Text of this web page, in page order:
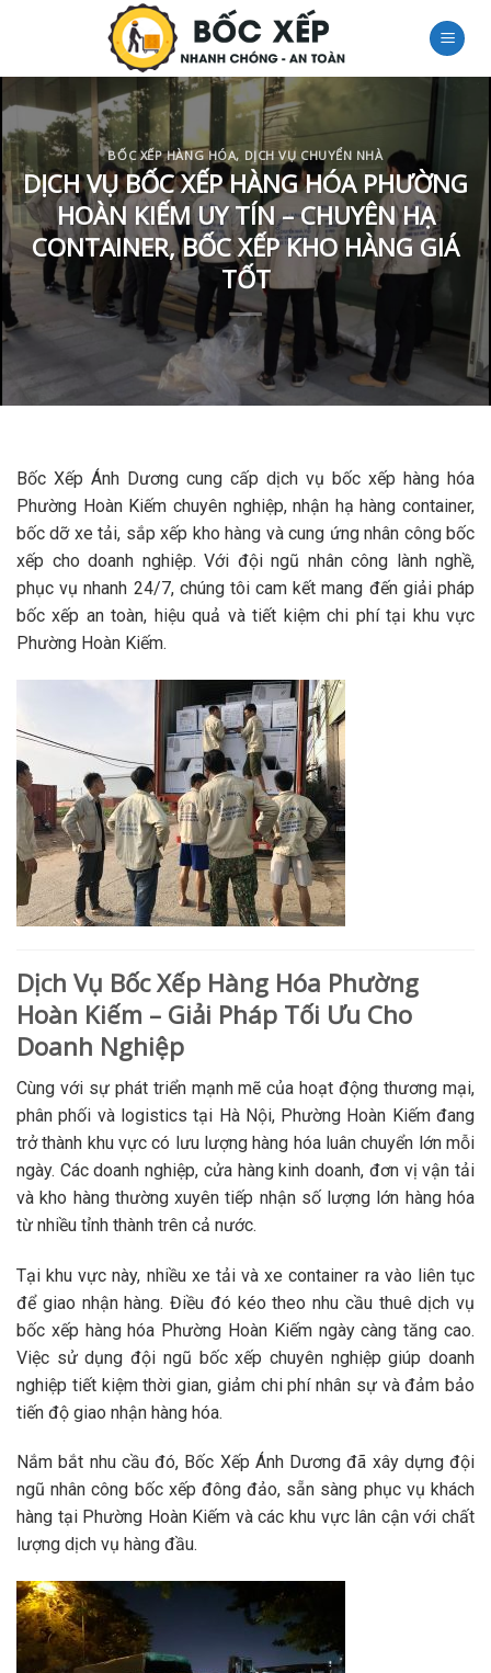
BỐC XẾP HÀNG HÓA, DỊCH VỤ CHUYỂN NHÀ
DỊCH VỤ BỐC XẾP HÀNG HÓA PHƯỜNG
HOÀN KIẾM UY TÍN – CHUYÊN HẠ
CONTAINER, BỐC XẾP KHO HÀNG GIÁ
TỐT
Bốc Xếp Ánh Dương cung cấp dịch vụ bốc xếp hàng hóa
Phường Hoàn Kiếm chuyên nghiệp, nhận hạ hàng container,
bốc dỡ xe tải, sắp xếp kho hàng và cung ứng nhân công bốc
xếp cho doanh nghiệp. Với đội ngũ nhân công lành nghề,
phục vụ nhanh 24/7, chúng tôi cam kết mang đến giải pháp
bốc xếp an toàn, hiệu quả và tiết kiệm chi phí tại khu vực
Phường Hoàn Kiếm.
Dịch Vụ Bốc Xếp Hàng Hóa Phường
Hoàn Kiếm – Giải Pháp Tối Ưu Cho
Doanh Nghiệp
Cùng với sự phát triển mạnh mẽ của hoạt động thương mại,
phân phối và logistics tại Hà Nội, Phường Hoàn Kiếm đang
trở thành khu vực có lưu lượng hàng hóa luân chuyển lớn mỗi
ngày. Các doanh nghiệp, cửa hàng kinh doanh, đơn vị vận tải
và kho hàng thường xuyên tiếp nhận số lượng lớn hàng hóa
từ nhiều tỉnh thành trên cả nước.
Tại khu vực này, nhiều xe tải và xe container ra vào liên tục
để giao nhận hàng. Điều đó kéo theo nhu cầu thuê dịch vụ
bốc xếp hàng hóa Phường Hoàn Kiếm ngày càng tăng cao.
Việc sử dụng đội ngũ bốc xếp chuyên nghiệp giúp doanh
nghiệp tiết kiệm thời gian, giảm chi phí nhân sự và đảm bảo
tiến độ giao nhận hàng hóa.
Nắm bắt nhu cầu đó, Bốc Xếp Ánh Dương đã xây dựng đội
ngũ nhân công bốc xếp đông đảo, sẵn sàng phục vụ khách
hàng tại Phường Hoàn Kiếm và các khu vực lân cận với chất
lượng dịch vụ hàng đầu.